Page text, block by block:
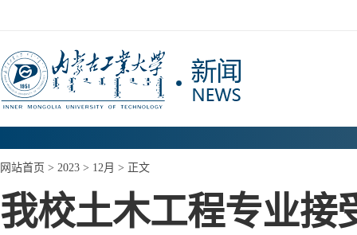
网站首页 > 2023 > 12月 > 正文
我校土木工程专业接